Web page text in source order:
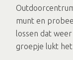
munt en
lossen dat
groepje lukt